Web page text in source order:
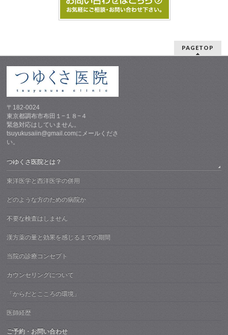
PAGETOP
〒182-0024
東京都調布市布田１−１８−４
緊急対応はしていません。
tsuyukusaiin@gmail.comにメールくださ
い。
つゆくさ医院とは？
東洋医学と西洋医学の併用
どのような方のための病院か
不要な検査はしません
漢方薬の量と効果を感じるまでの期間
当院の診療コンセプト
カウンセリングについて
「からだとこころの環境」
医師経歴
ご予約・お問い合わせ